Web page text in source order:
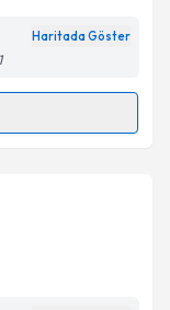
belirtilen
Haritada Göster
talebi
için bir